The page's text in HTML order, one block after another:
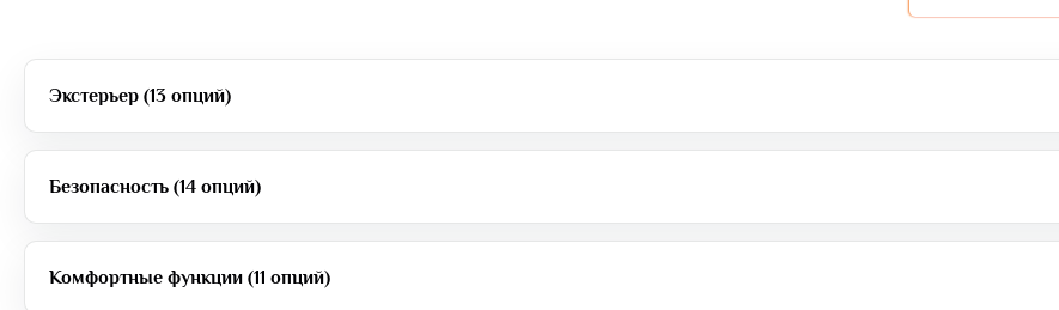
Экстерьер (13 опций)
Безопасность (14 опций)
Комфортные функции (11 опций)